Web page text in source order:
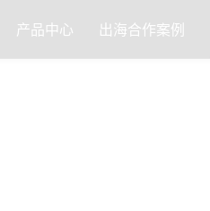
产品中心 出海合作案例